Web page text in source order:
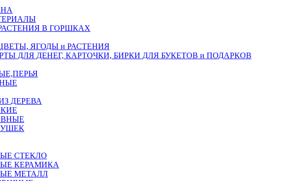
В ГОРШКАХ
ЯГОДЫ и РАСТЕНИЯ
ДЛЯ ДЕНЕГ, КАРТОЧКИ, БИРКИ ДЛЯ БУКЕТОВ и ПОДАРКОВ
ДЕРЕВА
СТЕКЛО
КЕРАМИКА
МЕТАЛЛ